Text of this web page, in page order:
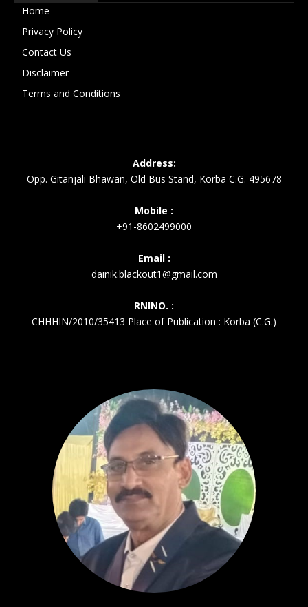
Home
Privacy Policy
Contact Us
Disclaimer
Terms and Conditions
Address:
Opp. Gitanjali Bhawan, Old Bus Stand, Korba C.G. 495678
Mobile :
+91-8602499000
Email :
dainik.blackout1@gmail.com
RNINO. :
CHHHIN/2010/35413 Place of Publication : Korba (C.G.)